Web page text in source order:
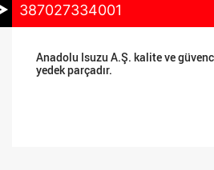
387027334001
Anadolu Isuzu A.Ş. kalite ve
yedek parçadır.